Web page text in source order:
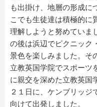
も出掛け、地層の形成に
こでも生徒達は積極的に
理解しようと努めていま
の後は浜辺でピクニック
景色を楽しみました。そ
立教英国学院でスポーツ
に親交を深めた立教英国
２１日に、ケンブリッジ
向けて出発しました。